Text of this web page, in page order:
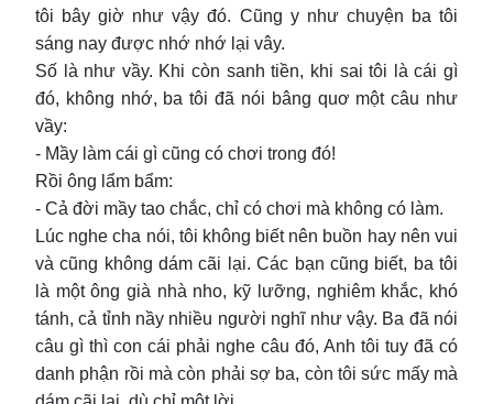
tôi bây giờ như vậy đó. Cũng y như chuyện ba tôi
sáng nay được nhớ nhớ lại vây.
Số là như vầy. Khi còn sanh tiền, khi sai tôi là cái gì
đó, không nhớ, ba tôi đã nói bâng quơ một câu như
vầy:
- Mầy làm cái gì cũng có chơi trong đó!
Rồi ông lẩm bẩm:
- Cả đời mầy tao chắc, chỉ có chơi mà không có làm.
Lúc nghe cha nói, tôi không biết nên buồn hay nên vui
và cũng không dám cãi lại. Các bạn cũng biết, ba tôi
là một ông già nhà nho, kỹ lưỡng, nghiêm khắc, khó
tánh, cả tỉnh nầy nhiều người nghĩ như vậy. Ba đã nói
câu gì thì con cái phải nghe câu đó, Anh tôi tuy đã có
danh phận rồi mà còn phải sợ ba, còn tôi sức mấy mà